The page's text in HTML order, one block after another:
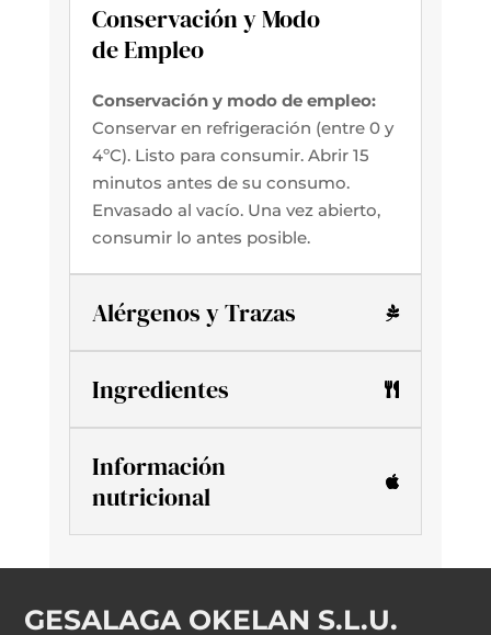
Conservación y Modo
de Empleo
Conservación y modo de empleo:
Conservar en refrigeración (entre 0 y
4ºC). Listo para consumir. Abrir 15
minutos antes de su consumo.
Envasado al vacío. Una vez abierto,
consumir lo antes posible.
Alérgenos y Trazas
Ingredientes
Información
nutricional
GESALAGA OKELAN S.L.U.